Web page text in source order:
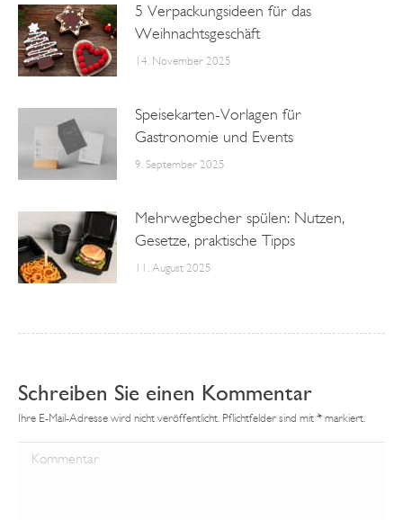
5 Verpackungsideen für das
Weihnachtsgeschäft
14. November 2025
Speisekarten-Vorlagen für
Gastronomie und Events
9. September 2025
Mehrwegbecher spülen: Nutzen,
Gesetze, praktische Tipps
11. August 2025
Schreiben Sie einen Kommentar
Ihre E-Mail-Adresse wird nicht veröffentlicht. Pflichtfelder sind mit * markiert.
Kommentar